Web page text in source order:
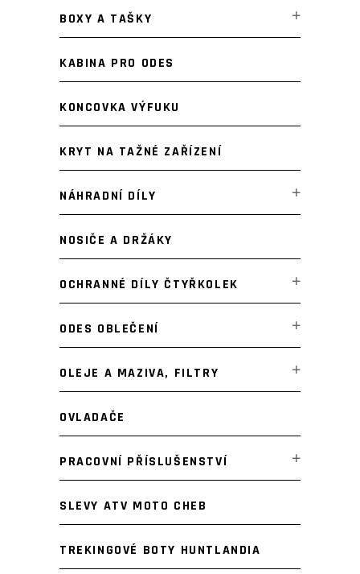
BOXY A TAŠKY
KABINA PRO ODES
KONCOVKA VÝFUKU
KRYT NA TAŽNÉ ZAŘÍZENÍ
NÁHRADNÍ DÍLY
NOSIČE A DRŽÁKY
OCHRANNÉ DÍLY ČTYŘKOLEK
ODES OBLEČENÍ
OLEJE A MAZIVA, FILTRY
OVLADAČE
PRACOVNÍ PŘÍSLUŠENSTVÍ
SLEVY ATV MOTO CHEB
TREKINGOVÉ BOTY HUNTLANDIA